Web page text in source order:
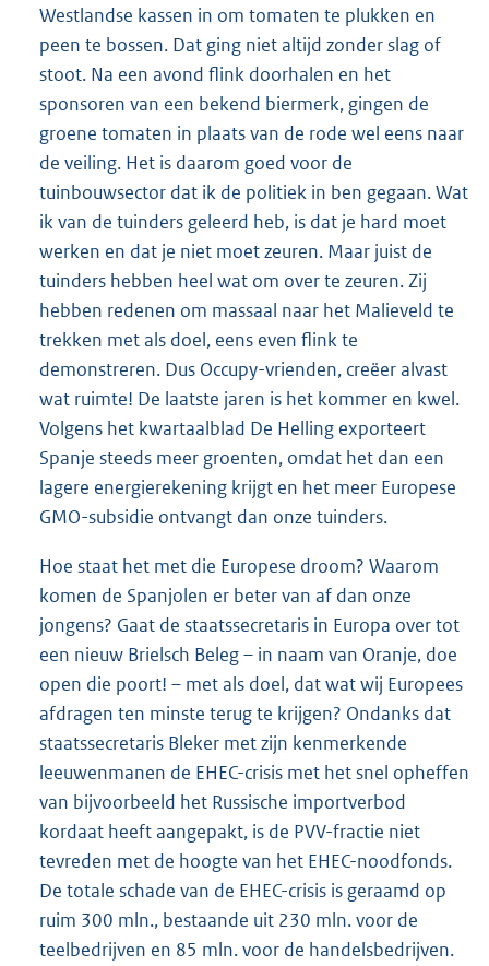
Westlandse kassen in om tomaten te plukken en
peen te bossen. Dat ging niet altijd zonder slag of
stoot. Na een avond flink doorhalen en het
sponsoren van een bekend biermerk, gingen de
groene tomaten in plaats van de rode wel eens naar
de veiling. Het is daarom goed voor de
tuinbouwsector dat ik de politiek in ben gegaan. Wat
ik van de tuinders geleerd heb, is dat je hard moet
werken en dat je niet moet zeuren. Maar juist de
tuinders hebben heel wat om over te zeuren. Zij
hebben redenen om massaal naar het Malieveld te
trekken met als doel, eens even flink te
demonstreren. Dus Occupy-vrienden, creëer alvast
wat ruimte! De laatste jaren is het kommer en kwel.
Volgens het kwartaalblad De Helling exporteert
Spanje steeds meer groenten, omdat het dan een
lagere energierekening krijgt en het meer Europese
GMO-subsidie ontvangt dan onze tuinders.
Hoe staat het met die Europese droom? Waarom
komen de Spanjolen er beter van af dan onze
jongens? Gaat de staatssecretaris in Europa over tot
een nieuw Brielsch Beleg – in naam van Oranje, doe
open die poort! – met als doel, dat wat wij Europees
afdragen ten minste terug te krijgen? Ondanks dat
staatssecretaris Bleker met zijn kenmerkende
leeuwenmanen de EHEC-crisis met het snel opheffen
van bijvoorbeeld het Russische importverbod
kordaat heeft aangepakt, is de PVV-fractie niet
tevreden met de hoogte van het EHEC-noodfonds.
De totale schade van de EHEC-crisis is geraamd op
ruim 300 mln., bestaande uit 230 mln. voor de
teelbedrijven en 85 mln. voor de handelsbedrijven.